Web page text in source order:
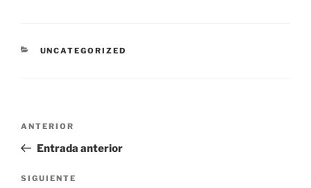
CATEGORÍAS
UNCATEGORIZED
entradas
Entrada
anterior:
ANTERIOR
Entrada anterior
Siguiente
SIGUIENTE